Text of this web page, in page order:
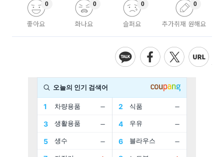
좋아요
0
화나요
0
슬퍼요
0
추가취재 원해요
0